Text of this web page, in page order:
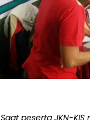
Saat peserta JKN-KIS